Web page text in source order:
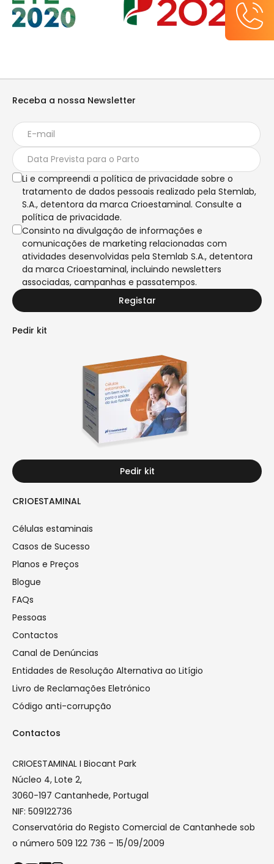
CRIOESTAMINAL
Células estaminais
Casos de Sucesso
Planos e Preços
Blogue
FAQs
Pessoas
Contactos
Canal de Denúncias
Entidades de Resolução Alternativa ao Litígio
Livro de Reclamações Eletrónico
Código anti-corrupção
Contactos
CRIOESTAMINAL I Biocant Park
Núcleo 4, Lote 2,
3060-197 Cantanhede, Portugal
NIF: 509122736
Conservatória do Registo Comercial de Cantanhede sob
o número 509 122 736 – 15/09/2009
Pedir kit
Pedir kit
Receba a nossa Newsletter
Li e compreendi a política de privacidade sobre o
tratamento de dados pessoais realizado pela Stemlab,
S.A., detentora da marca Crioestaminal. Consulte a
política de privacidade.
Consinto na divulgação de informações e
comunicações de marketing relacionadas com
atividades desenvolvidas pela Stemlab S.A., detentora
da marca Crioestaminal, incluindo newsletters
associadas, campanhas e passatempos.
Registar